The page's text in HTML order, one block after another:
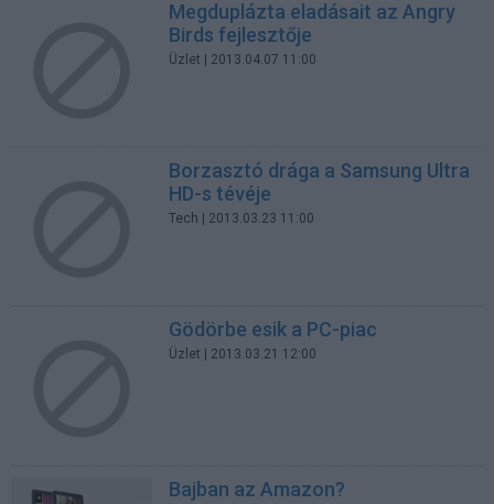
Megduplázta eladásait az Angry
Birds fejlesztője
Üzlet | 2013.04.07 11:00
Borzasztó drága a Samsung Ultra
HD-s tévéje
Tech | 2013.03.23 11:00
Gödörbe esik a PC-piac
Üzlet | 2013.03.21 12:00
Bajban az Amazon?